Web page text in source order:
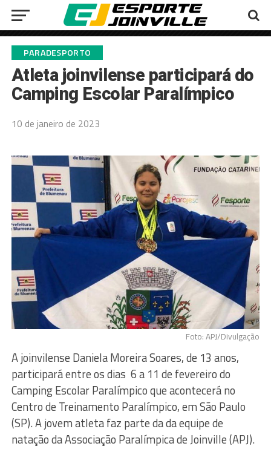
PARADESPORTO
Atleta joinvilense participará do
Camping Escolar Paralímpico
10 de janeiro de 2023
Foto: APJ/Divulgação
A joinvilense Daniela Moreira Soares, de 13 anos,
participará entre os dias 6 a 11 de fevereiro do
Camping Escolar Paralímpico que acontecerá no
Centro de Treinamento Paralímpico, em São Paulo
(SP). A jovem atleta faz parte da da equipe de
natação da Associação Paralímpica de Joinville (APJ).